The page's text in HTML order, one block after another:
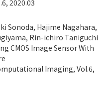
2020.03
Sonoda, Hajime Nagahara,
Rin-ichiro Taniguchi
CMOS Image Sensor With
Imaging, Vol.6,